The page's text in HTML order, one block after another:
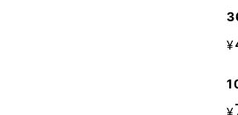
¥
¥